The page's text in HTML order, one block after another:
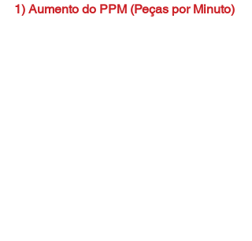
1) Aumento do PPM (Peças por Minuto)